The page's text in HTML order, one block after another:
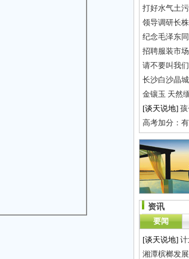
打好水气土
领导调研长
纪念毛泽东
招聘服装市
请不要叫我
长沙白沙晶
金镶玉 天然
[谈天说地]
高考加分：
资讯
要闻
[谈天说地] 计
湘潭槟榔发